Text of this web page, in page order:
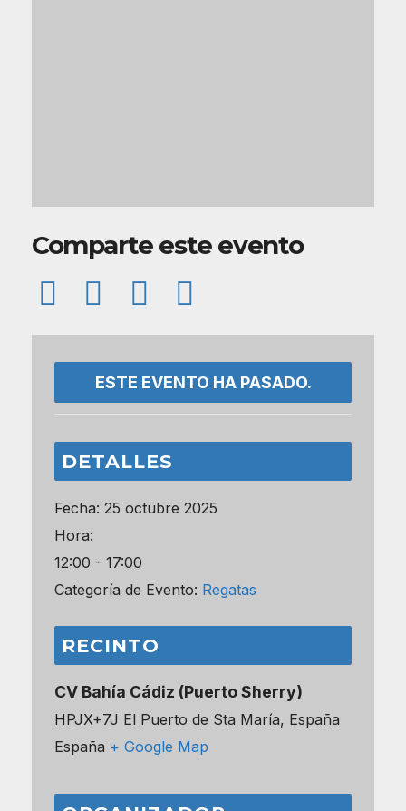
Comparte este evento
ESTE EVENTO HA PASADO.
DETALLES
Fecha: 25 octubre 2025
Hora:
12:00 - 17:00
Categoría de Evento: Regatas
RECINTO
CV Bahía Cádiz (Puerto Sherry)
HPJX+7J El Puerto de Sta María, España
España + Google Map